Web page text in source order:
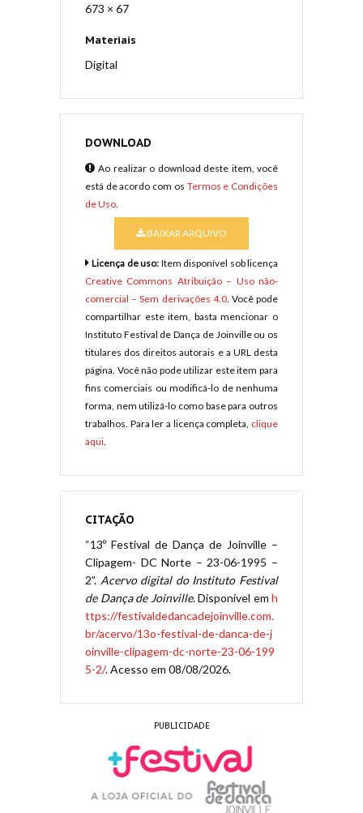
673 × 67
Materiais
Digital
DOWNLOAD
Ao realizar o download deste item, você
está de acordo com os Termos e Condições
de Uso
BAIXAR ARQUIVO
Licença de uso: Item disponível sob licença
Creative Commons Atribuição – Uso não-
comercial – Sem derivações 4.0. Você pode
compartilhar este item, basta mencionar o
Instituto Festival de Dança de Joinville ou os
titulares dos direitos autorais e a URL desta
página. Você não pode utilizar este item para
fins comerciais ou modificá-lo de nenhuma
forma, nem utilizá-lo como base para outros
trabalhos. Para ler a licença completa, clique
aqui
CITAÇÃO
“13º Festival de Dança de Joinville –
Clipagem- DC Norte – 23-06-1995 –
2”. Acervo digital do Instituto Festival
de Dança de Joinville. Disponível em h
ttps://festivaldedancadejoinville.com.
br/acervo/13o-festival-de-danca-de-j
oinville-clipagem-dc-norte-23-06-199
5-2/. Acesso em 08/08/2026.
PUBLICIDADE